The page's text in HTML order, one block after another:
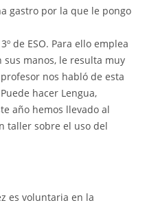
gastro por la que le pongo
de ESO. Para ello emplea
sus manos, le resulta muy
nos habló de esta
hacer Lengua,
año hemos llevado al
taller sobre el uso del
es voluntaria en la